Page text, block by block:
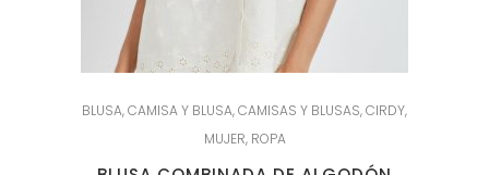
BLUSA,CAMISA Y BLUSA,CAMISAS Y BLUSAS,CIRDY,
MUJER, ROPA